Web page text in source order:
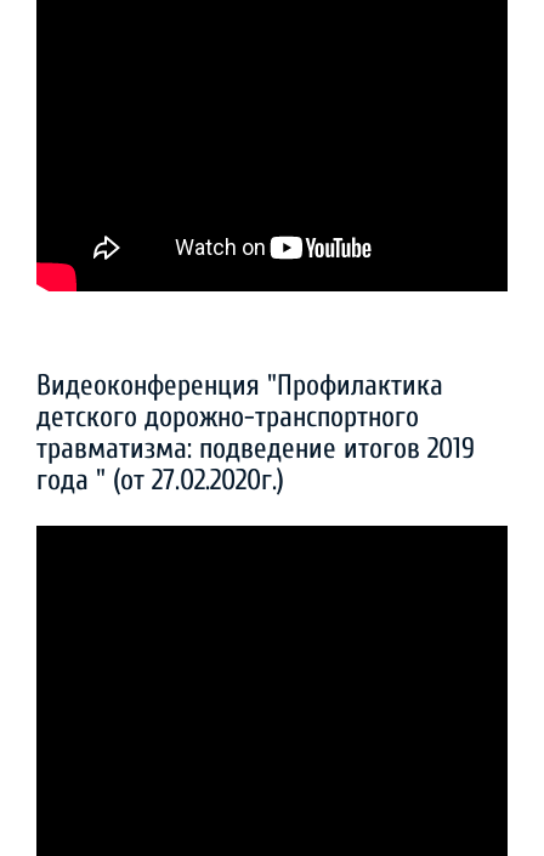
Видеоконференция "Профилактика
детского дорожно-транспортного
травматизма: подведение итогов 2019
года " (от 27.02.2020г.)